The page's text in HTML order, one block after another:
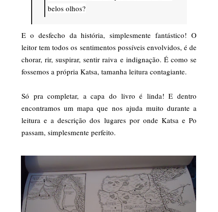
belos olhos?
E o desfecho da história, simplesmente fantástico! O
leitor tem todos os sentimentos possíveis envolvidos, é de
chorar, rir, suspirar, sentir raiva e indignação. É como se
fossemos a própria Katsa, tamanha leitura contagiante.
Só pra completar, a capa do livro é linda! E dentro
encontramos um mapa que nos ajuda muito durante a
leitura e a descrição dos lugares por onde Katsa e Po
passam, simplesmente perfeito.